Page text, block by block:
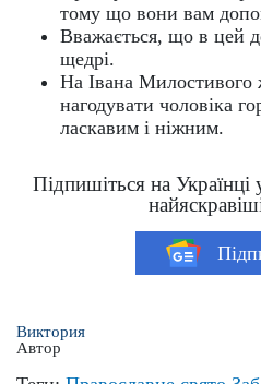
тому що вони вам
Вважається, що в цей
щедрі.
На Івана Милостивого
нагодувати чоловіка
ласкавим і ніжним.
Підпишіться на
Виктория
Автор